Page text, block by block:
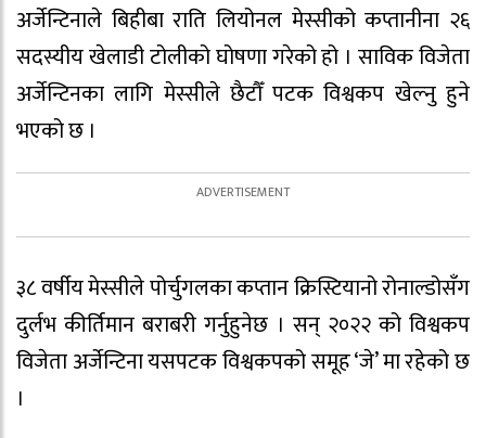
अर्जेन्टिनाले बिहीबा राति लियोनल मेस्सीको कप्तानीना २६
सदस्यीय खेलाडी टोलीको घोषणा गरेको हो । साविक विजेता
अर्जेन्टिनका लागि मेस्सीले छैटौँ पटक विश्वकप खेल्नु हुने
भएको छ ।
३८ वर्षीय मेस्सीले पोर्चुगलका कप्तान क्रिस्टियानो रोनाल्डोसँग
दुर्लभ कीर्तिमान बराबरी गर्नुहुनेछ । सन् २०२२ को विश्वकप
विजेता अर्जेन्टिना यसपटक विश्वकपको समूह ‘जे’ मा रहेको छ
।